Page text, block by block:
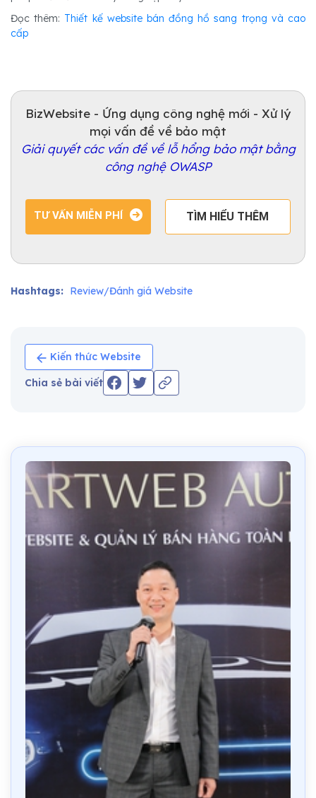
Đọc thêm: Thiết kế website bán đồng hồ sang trọng và cao
cấp
BizWebsite - Ứng dụng công nghệ mới - Xử lý
mọi vấn đề về bảo mật
Giải quyết các vấn đề về lỗ hổng bảo mật bằng
công nghệ OWASP
TƯ VẤN MIỄN PHÍ TÌM HIỂU THÊM
Hashtags: Review/Đánh giá Website
Kiến thức Website
Chia sẻ bài viết